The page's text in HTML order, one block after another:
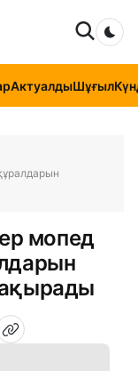
АктуалдыШұғыл
мопед